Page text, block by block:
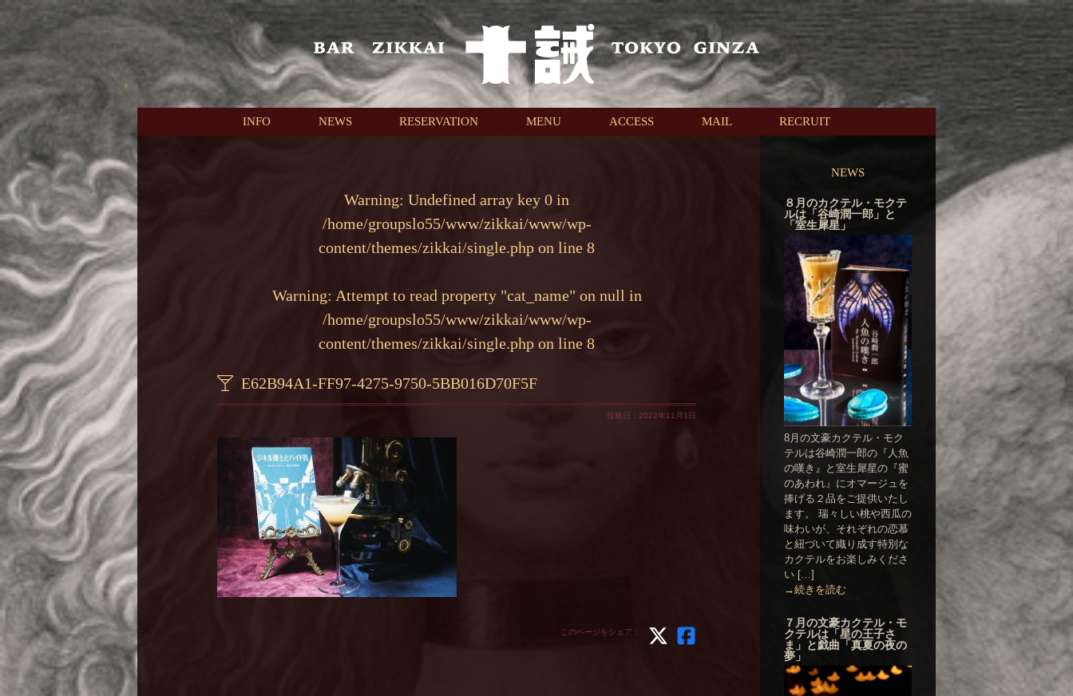
本文へスキップ
INFO NEWS RESERVATION MENU ACCESS MAIL RECRUIT
Warning: Undefined array key 0 in
/home/groupslo55/www/zikkai/www/wp-
content/themes/zikkai/single.php on line 8
Warning: Attempt to read property "cat_name" on null in
/home/groupslo55/www/zikkai/www/wp-
content/themes/zikkai/single.php on line 8
E62B94A1-FF97-4275-9750-5BB016D70F5F
投稿日：2022年11月1日
このページをシェア：
NEWS
８月のカクテル・モクテ
ルは「谷崎潤一郎」と
「室生犀星」
8月の文豪カクテル・モク
テルは谷崎潤一郎の『人魚
の嘆き』と室生犀星の『蜜
のあわれ』にオマージュを
捧げる２品をご提供いたし
ます。 瑞々しい桃や西瓜の
味わいが、それぞれの恋慕
と紐づいて織り成す特別な
カクテルをお楽しみくださ
い […]
→続きを読む
７月の文豪カクテル・モ
クテルは「星の王子さ
ま」と戯曲「真夏の夜の
夢」